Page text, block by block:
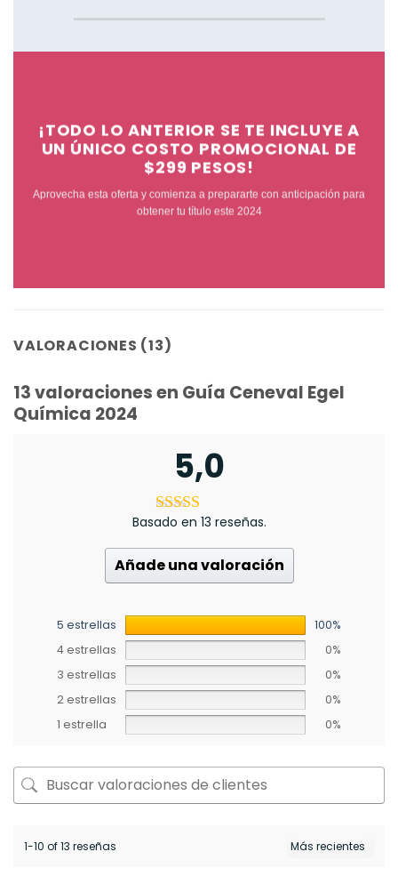
¡TODO LO ANTERIOR SE TE INCLUYE A
UN ÚNICO COSTO PROMOCIONAL DE
$299 PESOS!
Aprovecha esta oferta y comienza a prepararte con anticipación para
obtener tu título este 2024
VALORACIONES (13)
13 valoraciones en Guía Ceneval Egel
Química 2024
5,0
Basado en 13 reseñas.
Añade una valoración
5 estrellas
100%
4 estrellas
0%
3 estrellas
0%
2 estrellas
0%
1 estrella
0%
1-10 of 13 reseñas